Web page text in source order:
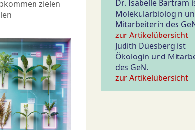
zielen
Dr. Isabelle Bartram
Molekularbiologin
Mitarbeiterin des
zur Artikelübersicht
Judith Düesberg ist
Ökologin und
des GeN.
zur Artikelübersicht